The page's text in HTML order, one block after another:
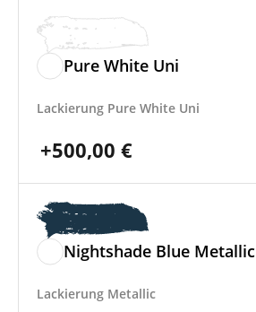
Pure White Uni
Lackierung Pure White Uni
+500,00 €
Nightshade Blue Metallic
Lackierung Metallic